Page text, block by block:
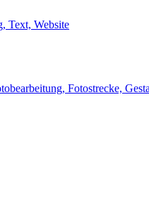
Text, Website
Fotostrecke,